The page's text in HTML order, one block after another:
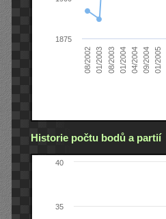
08/2002 01/2003 08/2003 01/2004 04/2004 09/2004 01/2005
1875
Historie počtu bodů a partií
35
40